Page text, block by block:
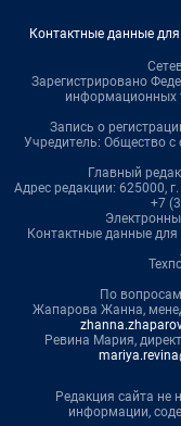
Контактные данные
Зарегистрировано
информационных
Запись о
Учредитель: Общество
Главный
Адрес редакции: 625000,
+7
Контактные данные
По
Жапарова Жанна,
Ревина Мария,
Редакция сайта не
информации,